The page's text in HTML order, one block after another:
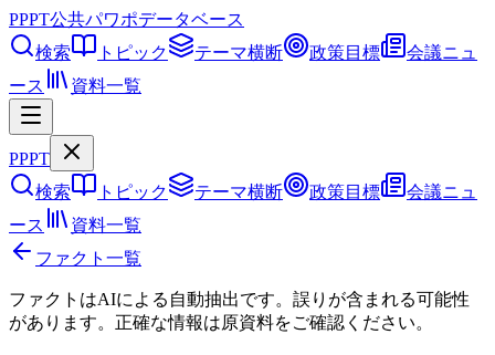
PPPT公共パワポデータベース
検索
トピック テーマ横断 政策目標
会議ニュ
ース
資料一覧
PPPT
検索
トピック テーマ横断 政策目標
会議ニュ
ース
資料一覧
ファクト一覧
ファクトはAIによる自動抽出です。誤りが含まれる可能性
があります。正確な情報は原資料をご確認ください。